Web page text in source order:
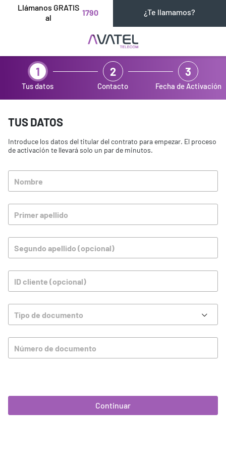
Llámanos GRATIS
al
1790 ¿Te llamamos?
1
Tus datos
2
Contacto
3
Fecha de Activación
TUS DATOS
Introduce los datos del titular del contrato para empezar. El proceso
de activación te llevará solo un par de minutos.
Nombre
Primer apellido
Segundo apellido (opcional)
ID cliente (opcional)
Tipo de documento
Número de documento
Continuar